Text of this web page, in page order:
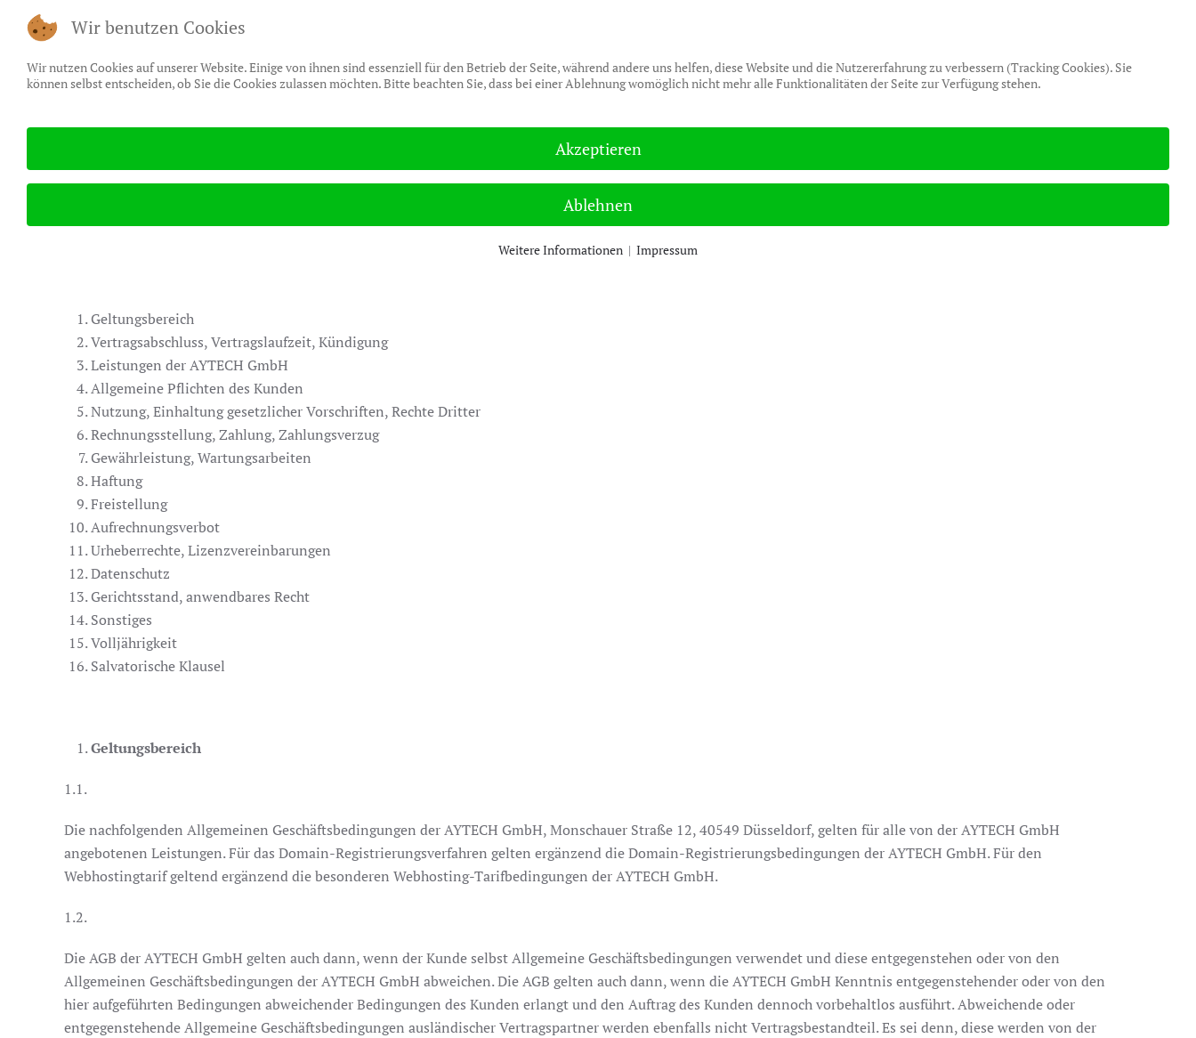
Zum Hauptinhalt springen
Geltungsbereich
Vertragsabschluss, Vertragslaufzeit, Kündigung
Leistungen der AYTECH GmbH
Allgemeine Pflichten des Kunden
Nutzung, Einhaltung gesetzlicher Vorschriften, Rechte Dritter
Rechnungsstellung, Zahlung, Zahlungsverzug
Gewährleistung, Wartungsarbeiten
Haftung
Freistellung
Aufrechnungsverbot
Urheberrechte, Lizenzvereinbarungen
Datenschutz
Gerichtsstand, anwendbares Recht
Sonstiges
Volljährigkeit
Salvatorische Klausel
Geltungsbereich
1.1.
Die nachfolgenden Allgemeinen Geschäftsbedingungen der AYTECH GmbH, Monschauer Straße 12, 40549 Düsseldorf, gelten für alle von der AYTECH GmbH
angebotenen Leistungen. Für das Domain-Registrierungsverfahren gelten ergänzend die Domain-Registrierungsbedingungen der AYTECH GmbH. Für den
Webhostingtarif geltend ergänzend die besonderen Webhosting-Tarifbedingungen der AYTECH GmbH.
1.2.
Die AGB der AYTECH GmbH gelten auch dann, wenn der Kunde selbst Allgemeine Geschäftsbedingungen verwendet und diese entgegenstehen oder von den
Allgemeinen Geschäftsbedingungen der AYTECH GmbH abweichen. Die AGB gelten auch dann, wenn die AYTECH GmbH Kenntnis entgegenstehender oder von den
hier aufgeführten Bedingungen abweichender Bedingungen des Kunden erlangt und den Auftrag des Kunden dennoch vorbehaltlos ausführt. Abweichende oder
entgegenstehende Allgemeine Geschäftsbedingungen ausländischer Vertragspartner werden ebenfalls nicht Vertragsbestandteil. Es sei denn, diese werden von der
Wir benutzen Cookies
Wir nutzen Cookies auf unserer Website. Einige von ihnen sind essenziell für den Betrieb der Seite, während andere uns helfen, diese Website und die Nutzererfahrung zu verbessern (Tracking Cookies). Sie
können selbst entscheiden, ob Sie die Cookies zulassen möchten. Bitte beachten Sie, dass bei einer Ablehnung womöglich nicht mehr alle Funktionalitäten der Seite zur Verfügung stehen.
Akzeptieren
Ablehnen
Weitere Informationen | Impressum